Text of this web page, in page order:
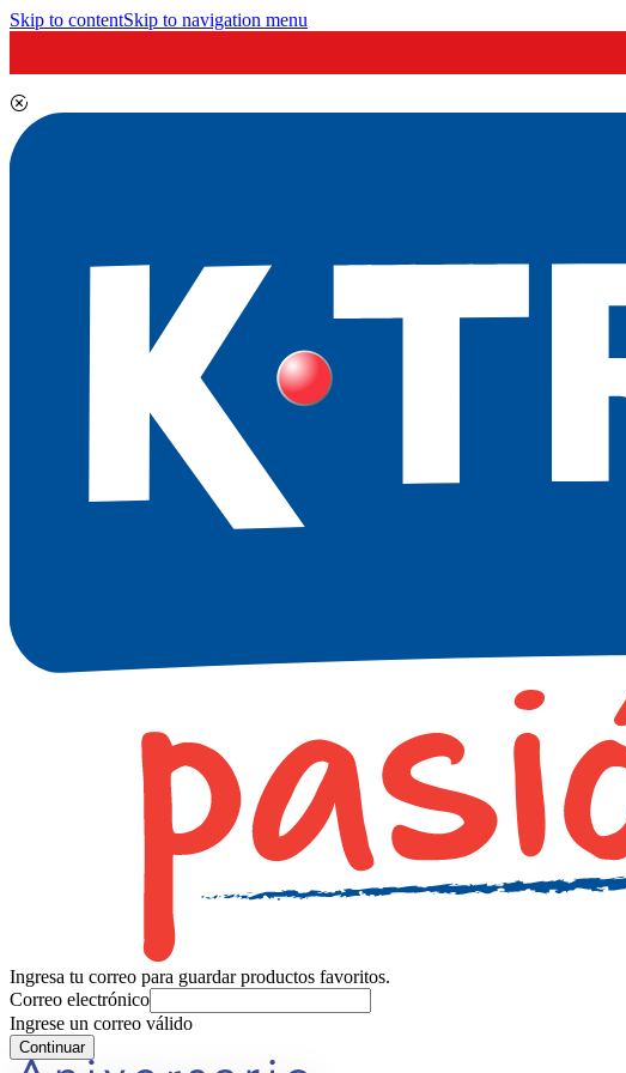
Skip to contentSkip to navigation menu
Ingresa tu correo para guardar productos favoritos.
Correo electrónico
Ingrese un correo válido
Continuar